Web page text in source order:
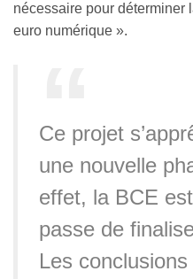
nécessaire pour déterminer
euro numérique ».
Ce projet
une nouvelle
effet, la BCE
passe de
Les